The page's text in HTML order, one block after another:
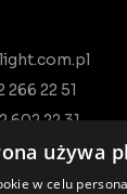
22 51
602 22 31
używa
w celu